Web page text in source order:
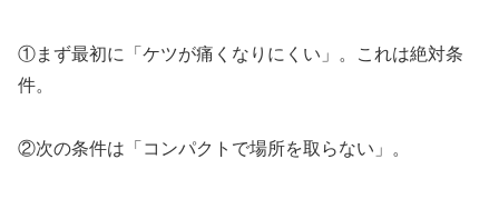
①まず最初に「ケツが痛くなりにくい」。これは絶対条
件。
②次の条件は「コンパクトで場所を取らない」。